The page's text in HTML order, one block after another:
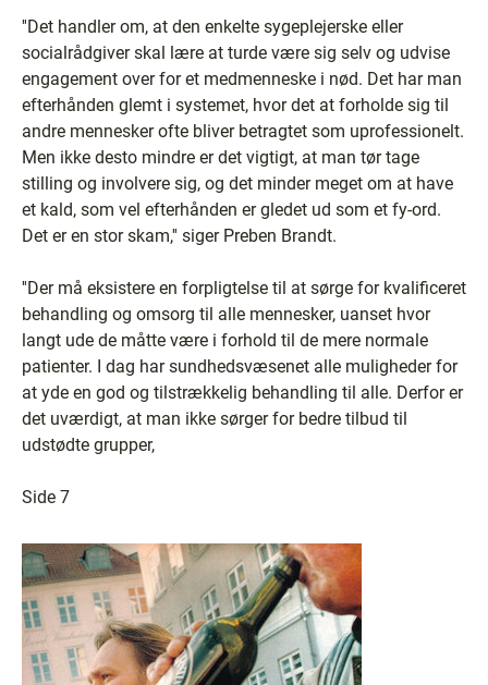
''Det handler om, at den enkelte sygeplejerske eller
socialrådgiver skal lære at turde være sig selv og udvise
engagement over for et medmenneske i nød. Det har man
efterhånden glemt i systemet, hvor det at forholde sig til
andre mennesker ofte bliver betragtet som uprofessionelt.
Men ikke desto mindre er det vigtigt, at man tør tage
stilling og involvere sig, og det minder meget om at have
et kald, som vel efterhånden er gledet ud som et fy-ord.
Det er en stor skam,'' siger Preben Brandt.
''Der må eksistere en forpligtelse til at sørge for kvalificeret
behandling og omsorg til alle mennesker, uanset hvor
langt ude de måtte være i forhold til de mere normale
patienter. I dag har sundhedsvæsenet alle muligheder for
at yde en god og tilstrækkelig behandling til alle. Derfor er
det uværdigt, at man ikke sørger for bedre tilbud til
udstødte grupper,
Side 7